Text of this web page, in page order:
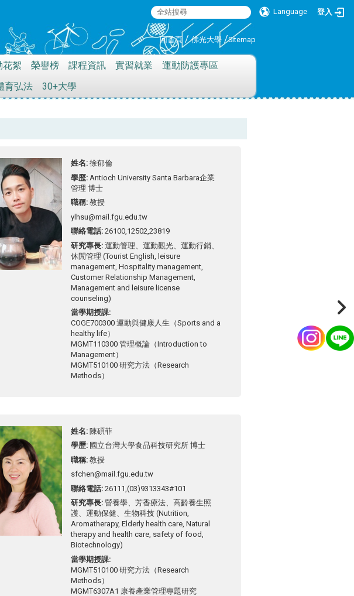
Language 登入
::: 回首頁 /佛光大學 /Sitemap
花絮 榮譽榜 課程資訊 實習就業
運動防護專區
育弘法 30+大學
姓名 徐郁倫
學歷 Antioch University Santa Barbara企業
管理 博士
職稱 教授
ylhsu@mail.fgu.edu.tw
聯絡電話 26100,12502,23819
研究專長 運動管理、運動觀光、運動行銷、
休閒管理 (Tourist English, leisure
management, Hospitality management,
Customer Relationship Management,
Management and leisure license
counseling)
當學期授課
COGE700300 運動與健康人生（Sports and a
healthy life）
MGMT110300 管理概論（Introduction to
Management）
MGMT510100 研究方法（Research
Methods）
姓名 陳碩菲
學歷 國立台灣大學食品科技研究所 博士
職稱 教授
sfchen@mail.fgu.edu.tw
聯絡電話 26111,(03)9313343#101
研究專長 營養學、芳香療法、高齡養生照
護、運動保健、生物科技 (Nutrition,
Aromatherapy, Elderly health care, Natural
therapy and health care, safety of food,
Biotechnology)
當學期授課
MGMT510100 研究方法（Research
Methods）
MGMT6307A1 康養產業管理專題研究